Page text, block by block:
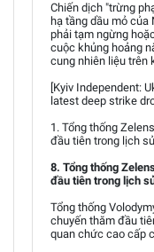
Chiến dịch "trừng
hạ tầng dầu mỏ của
phải tạm ngừng
cuộc khủng hoảng
cung nhiên liệu trên
[Kyiv Independent:
latest deep strike
1. Tổng thống
đầu tiên trong lịch
8. Tổng thống
đầu tiên trong lịch
Tổng thống
chuyến thăm đầu
quan chức cao cấp